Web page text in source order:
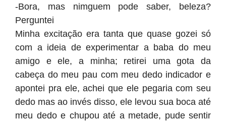
-Bora, mas nimguem pode saber, beleza?
Perguntei
Minha excitação era tanta que quase gozei só
com a ideia de experimentar a baba do meu
amigo e ele, a minha; retirei uma gota da
cabeça do meu pau com meu dedo indicador e
apontei pra ele, achei que ele pegaria com seu
dedo mas ao invés disso, ele levou sua boca até
meu dedo e chupou até a metade, pude sentir